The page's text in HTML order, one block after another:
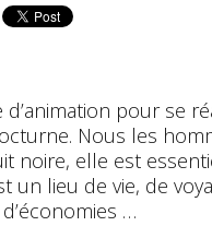
pour se
Nous les
noire, elle est
un lieu de vie, de
…